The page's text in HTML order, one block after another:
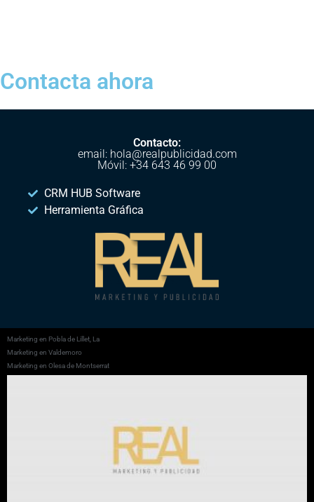
Contacta ahora
Contacto:
email: hola@realpublicidad.com
Móvil: +34 643 46 99 00
CRM HUB Software
Herramienta Gráfica
Marketing en Pobla de Lillet, La
Marketing en Valdemoro
Marketing en Olesa de Montserrat